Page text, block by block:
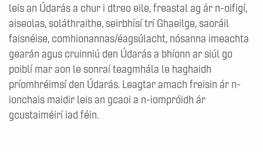
leis an Údarás a chur i dtreo eile, freastal ag ár n-oifigí,
aiseolas, soláthraithe, seirbhísí trí Ghaeilge, saoráil
faisnéise, comhionannas/éagsúlacht, nósanna imeachta
gearán agus cruinniú den Údarás a bhíonn ar siúl go
poiblí mar aon le sonraí teagmhála le haghaidh
príomhréimsí den Údarás. Leagtar amach freisin ár n-
ionchais maidir leis an gcaoi a n-iompróidh ár
gcustaiméirí iad féin.